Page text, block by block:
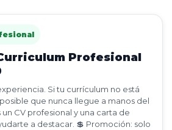
Profesional
Si tu currículum no está
que nunca llegue a manos del
CV profesional y una carta de
a destacar. 💲 Promoción: solo